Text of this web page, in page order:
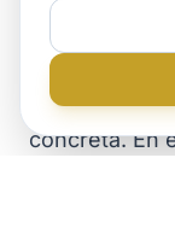
exige una
exacta de
Rebeca
concreta. En